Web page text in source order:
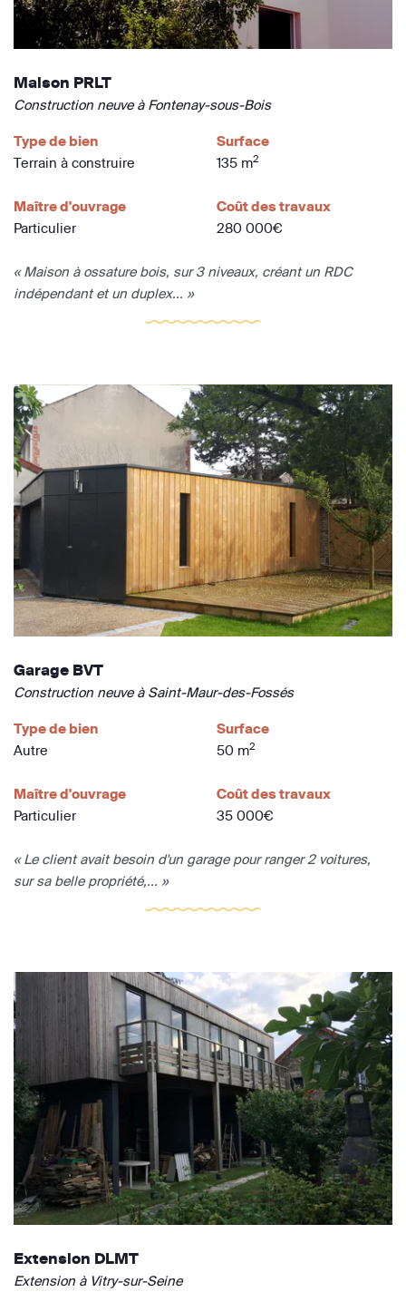
Maison PRLT
Construction neuve à Fontenay-sous-Bois
Type de bien
Terrain à construire
Surface
135 m2
Maître d'ouvrage
Particulier
Coût des travaux
280 000€
« Maison à ossature bois, sur 3 niveaux, créant un RDC
indépendant et un duplex... »
Garage BVT
Construction neuve à Saint-Maur-des-Fossés
Type de bien
Autre
Surface
50 m2
Maître d'ouvrage
Particulier
Coût des travaux
35 000€
« Le client avait besoin d'un garage pour ranger 2 voitures,
sur sa belle propriété,... »
Extension DLMT
Extension à Vitry-sur-Seine